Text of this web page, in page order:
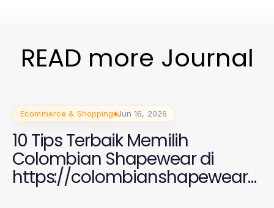
READ more Journal
Ecommerce & Shopping Jun 16, 2026
10 Tips Terbaik Memilih
Colombian Shapewear di
https://colombianshapewearg
aless.com untuk Wanita